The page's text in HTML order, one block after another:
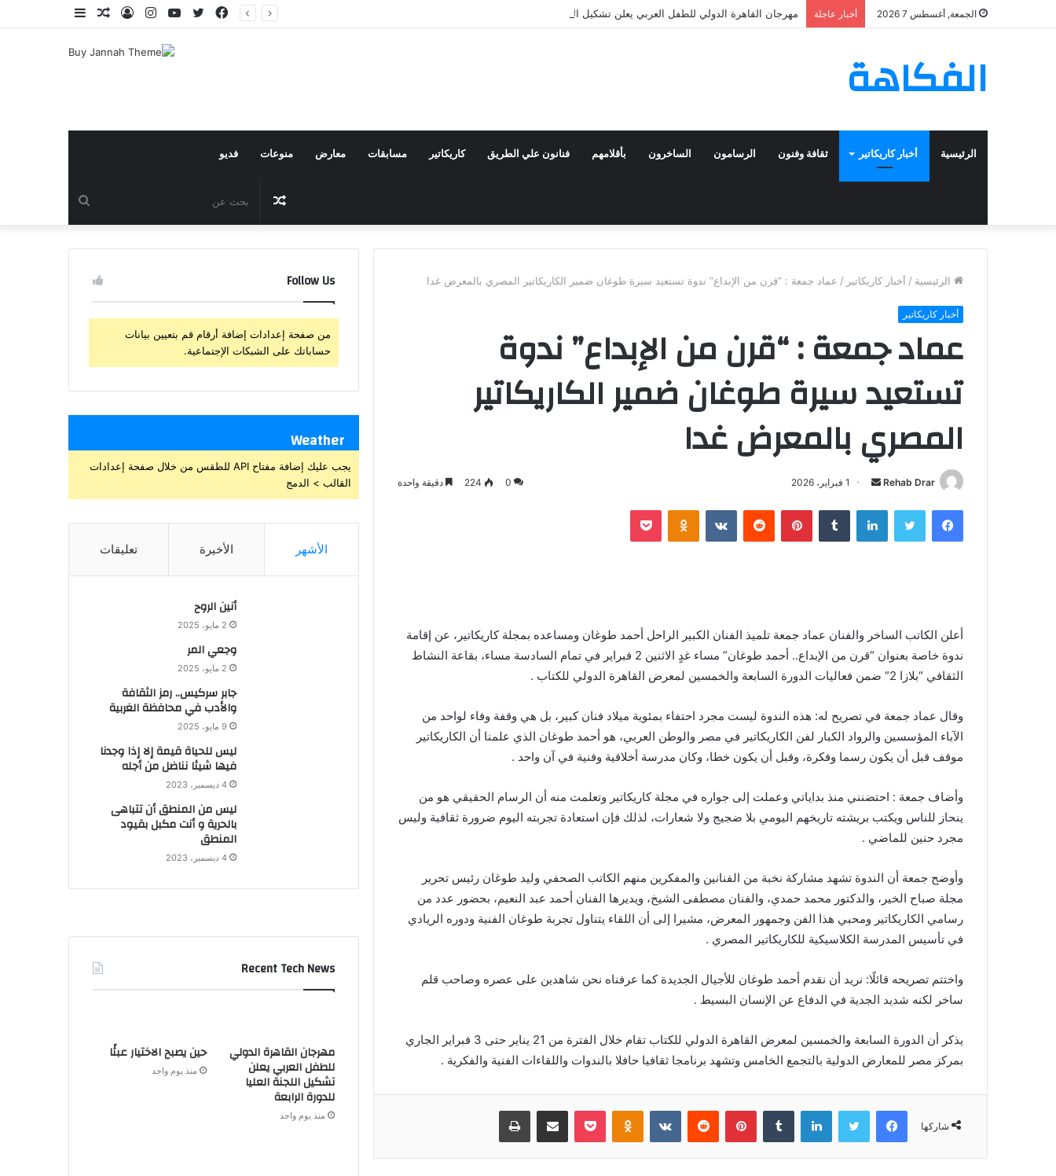
الجمعة, أغسطس 7 2026 أخبار عاجلة مهرجان القاهرة الدولي للطفل العربي يعلن تشكيل اللجنة العليا للدورة الرابعة
مقال تسجيل
انستقرام يوتيوب تويتر
فيسبوك
الفكاهة
الرئيسية أخبار كاريكاتير ثقافة وفنون الرسامون الساخرون بأقلامهم فنانون علي الطريق كاريكاتير مسابقات معارض منوعات فديو
عن
مقال
عشوائي
الرئيسية / أخبار كاريكاتير / عماد جمعة : “قرن من الإبداع” ندوة تستعيد سيرة طوغان ضمير الكاريكاتير المصري بالمعرض غدا
أخبار كاريكاتير
عماد جمعة : “قرن من الإبداع” ندوة
تستعيد سيرة طوغان ضمير الكاريكاتير
المصري بالمعرض غدا
Rehab Drar
س
ل
ا
إ
ن
ا
1 فبراير، 2026 0
224 دقيقة واحدة
فيسبوك لينكدإن بينتيريست
أعلن الكاتب الساخر والفنان عماد جمعة تلميذ الفنان الكبير الراحل أحمد طوغان ومساعده بمجلة كاريكاتير، عن إقامة
ندوة خاصة بعنوان “قرن من الإبداع.. أحمد طوغان” مساء غدٍ الاثنين 2 فبراير في تمام السادسة مساء، بقاعة النشاط
الثقافي “بلازا 2” ضمن فعاليات الدورة السابعة والخمسين لمعرض القاهرة الدولي للكتاب .
وقال عماد جمعة في تصريح له: هذه الندوة ليست مجرد احتفاء بمئوية ميلاد فنان كبير، بل هي وقفة وفاء لواحد من
الآباء المؤسسين والرواد الكبار لفن الكاريكاتير في مصر والوطن العربي، هو أحمد طوغان الذي علمنا أن الكاريكاتير
موقف قبل أن يكون رسما وفكرة، وقبل أن يكون خطا، وكان مدرسة أخلاقية وفنية في آن واحد .
وأضاف جمعة : احتضنني منذ بداياتي وعملت إلى جواره في مجلة كاريكاتير وتعلمت منه أن الرسام الحقيقي هو من
ينحاز للناس ويكتب بريشته تاريخهم اليومي بلا ضجيج ولا شعارات، لذلك فإن استعادة تجربته اليوم ضرورة ثقافية وليس
مجرد حنين للماضي .
وأوضح جمعة أن الندوة تشهد مشاركة نخبة من الفنانين والمفكرين منهم الكاتب الصحفي وليد طوغان رئيس تحرير
مجلة صباح الخير، والدكتور محمد حمدي، والفنان مصطفى الشيخ، ويديرها الفنان أحمد عبد النعيم، بحضور عدد من
رسامي الكاريكاتير ومحبي هذا الفن وجمهور المعرض، مشيرا إلى أن اللقاء يتناول تجربة طوغان الفنية ودوره الريادي
في تأسيس المدرسة الكلاسيكية للكاريكاتير المصري .
واختتم تصريحه قائلًا: نريد أن نقدم أحمد طوغان للأجيال الجديدة كما عرفناه نحن شاهدين على عصره وصاحب قلم
ساخر لكنه شديد الجدية في الدفاع عن الإنسان البسيط .
يذكر أن الدورة السابعة والخمسين لمعرض القاهرة الدولي للكتاب تقام خلال الفترة من 21 يناير حتى 3 فبراير الجاري
بمركز مصر للمعارض الدولية بالتجمع الخامس وتشهد برنامجا ثقافيا حافلا بالندوات واللقاءات الفنية والفكرية .
شاركها
فيسبوك لينكدإن بينتيريست بوكيت
Follow Us
من صفحة إعدادات إضافة أرقام قم بتعيين بيانات
حساباتك على الشبكات الإجتماعية.
Weather
يجب عليك إضافة مفتاح API للطقس من خلال صفحة إعدادات
القالب > الدمج
الأشهر الأخيرة تعليقات
أنين الروح
2 مايو، 2025
وجعي المر
2 مايو، 2025
جابر سركيس.. رمز الثقافة
والأدب في محافظة الغربية
9 مايو، 2025
ليس للحياة قيمة إلا إذا وجدنا
فيها شيئا نناضل من أجله
4 ديسمبر، 2023
ليس من المنطق أن تتباهى
بالحرية و أنت مكبل بقيود
المنطق
4 ديسمبر، 2023
Recent Tech News
مهرجان القاهرة الدولي
للطفل العربي يعلن
تشكيل اللجنة العليا
للدورة الرابعة
منذ يوم واحد
حين يصبح الاختيار عبئًا
منذ يوم واحد